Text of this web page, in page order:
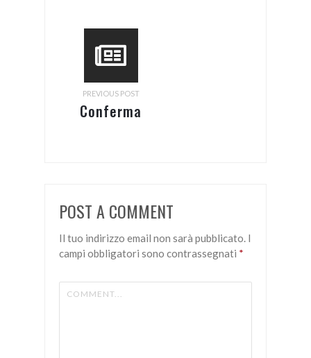
PREVIOUS POST
Conferma
POST A COMMENT
Il tuo indirizzo email non sarà pubblicato. I
campi obbligatori sono contrassegnati *